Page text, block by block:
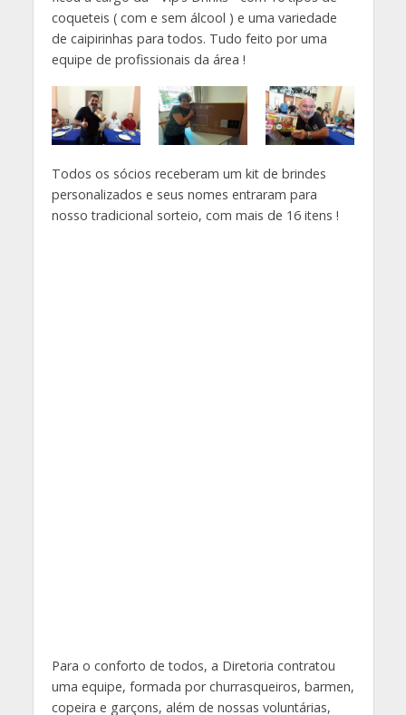
coqueteis ( com e sem álcool ) e uma variedade
de caipirinhas para todos. Tudo feito por uma
equipe de profissionais da área !
Todos os sócios receberam um kit de brindes
personalizados e seus nomes entraram para
nosso tradicional sorteio, com mais de 16 itens !
Para o conforto de todos, a Diretoria contratou
uma equipe, formada por churrasqueiros, barmen,
copeira e garçons, além de nossas voluntárias,